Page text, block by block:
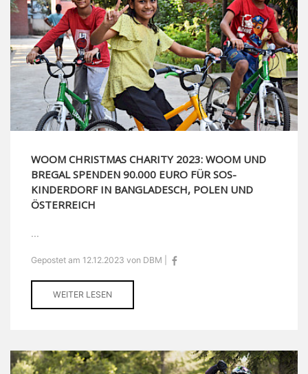
WOOM CHRISTMAS CHARITY 2023: WOOM UND
BREGAL SPENDEN 90.000 EURO FÜR SOS-
KINDERDORF IN BANGLADESCH, POLEN UND
ÖSTERREICH
...
Gepostet am 12.12.2023 von DBM |
WEITER LESEN